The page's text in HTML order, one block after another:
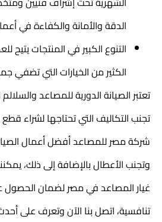
الدقة والأمانة والكفاءة في
التنوع الكبير في المنتجات يتيح
الكثير من الخيارات التي تضفي
تعتبر الصيانة الدورية للمصاعد
تجنب التكاليف التي تحتاجها لشراء قطع
شركة مصر للمصاعد أفضل أعمال الصيانة
وتجنب الأعطال بالإضافة إلى ذلك،
غيار المصاعد في مصر لضمان الحصول
تنافسية، اتصل بنا الآن وتعرف على